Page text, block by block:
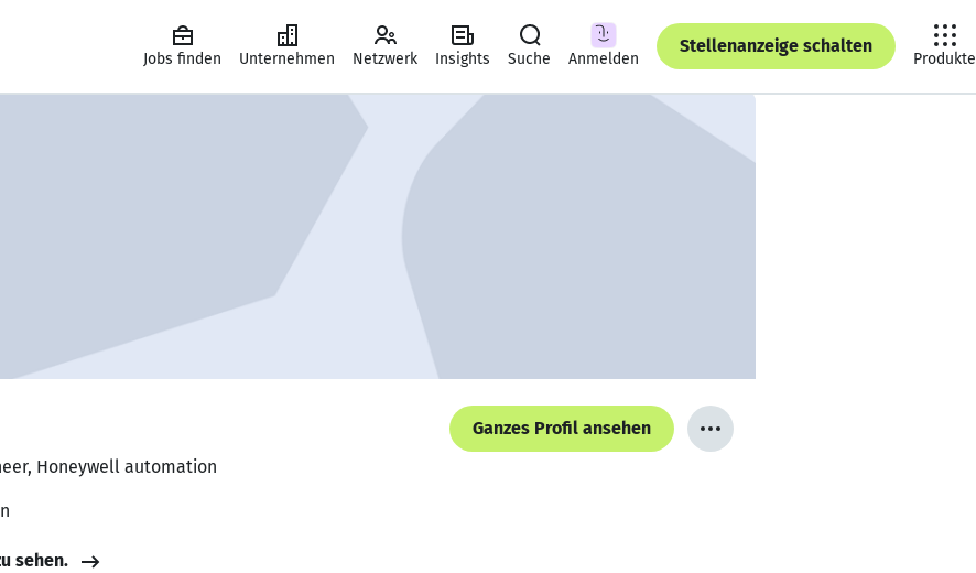
Jobs finden Unternehmen Netzwerk Insights Suche Anmelden
Stellenanzeige schalten
Produkte
Ganzes Profil ansehen
Honeywell automation
sehen.